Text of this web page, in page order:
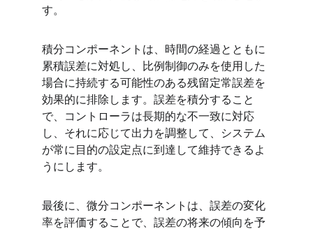
す。
積分コンポーネントは、時間の経過とともに
累積誤差に対処し、比例制御のみを使用した
場合に持続する可能性のある残留定常誤差を
効果的に排除します。誤差を積分すること
で、コントローラは長期的な不一致に対応
し、それに応じて出力を調整して、システム
が常に目的の設定点に到達して維持できるよ
うにします。
最後に、微分コンポーネントは、誤差の変化
率を評価することで、誤差の将来の傾向を予